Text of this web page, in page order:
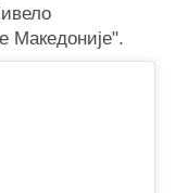
ивело
Македоније".